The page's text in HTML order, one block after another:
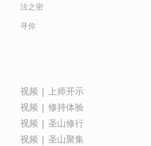
法之密
寻你
视频 | 上师开示
视频 | 修持体验
视频 | 圣山修行
视频 | 圣山聚集